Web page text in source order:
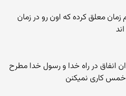
زمان معلق کرده که اون رو در زمان
در راه خدا و رسول خدا مطرح
کاری نمیکنن